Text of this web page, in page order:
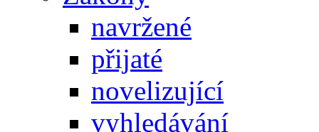
navržené
přijaté
novelizující
vyhledávání